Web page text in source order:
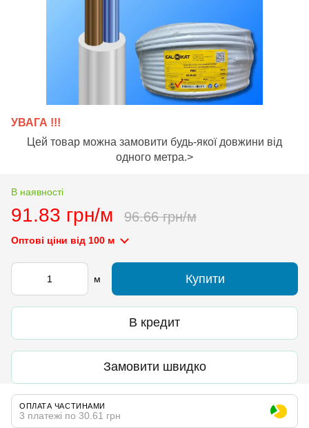
УВАГА !!!
Цей товар можна замовити будь-якої довжини від
одного метра.>
В наявності
91.83 грн/м 96.66 грн/м
Оптові ціни від 100 м
м Купити
В кредит
Замовити швидко
ОПЛАТА ЧАСТИНАМИ
3 платежі по 30.61 грн